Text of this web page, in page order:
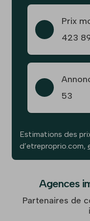
Prix
423
53
Estimations des
d’etreproprio.com,
Agences
Partenaires de